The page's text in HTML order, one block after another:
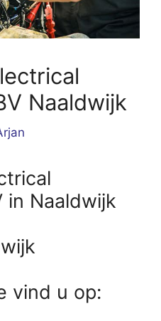
Naaldwijk
in Naaldwijk
vind u op: